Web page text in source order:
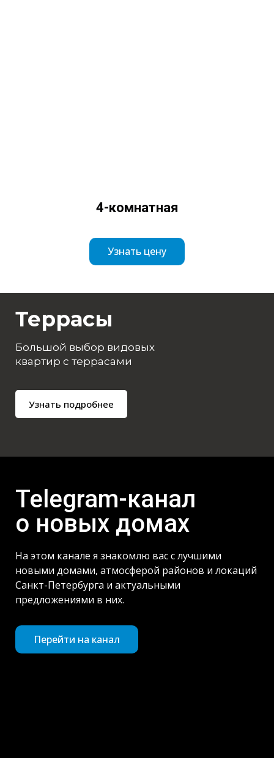
4-комнатная
Узнать цену
Террасы
Большой выбор видовых
квартир с террасами
Узнать подробнее
Telegram-канал
о новых домах
На этом канале я знакомлю вас с лучшими
новыми домами, атмосферой районов и локаций
Санкт-Петербурга и актуальными
предложениями в них.
Перейти на канал